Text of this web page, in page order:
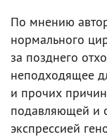
По мнению
нормального
за позднего
неподходящее
и прочих
подавляющей и
экспрессией